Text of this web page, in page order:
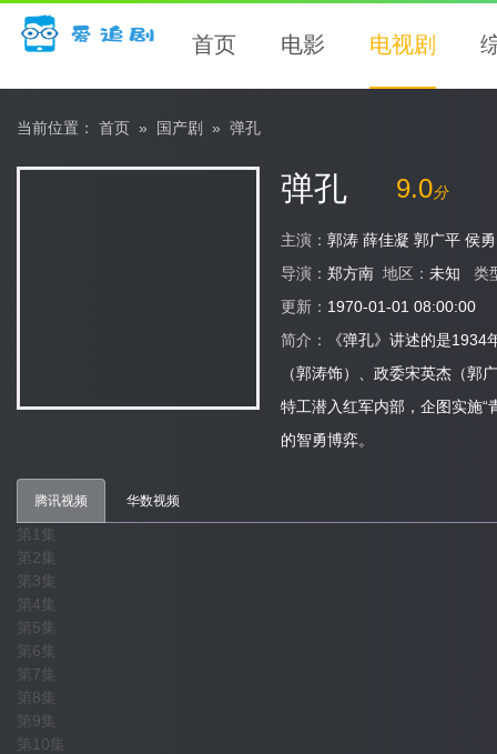
首页 电影 电视剧
当前位置： 首页 » 国产剧 » 弹孔
弹孔 9.0分
主演： 郭涛 薛佳凝 郭广平 侯
导演： 郑方南 地区： 未知 类
更新： 1970-01-01 08:00:00
简介：
《弹孔》讲述的是
（郭涛饰）、政委宋英杰（郭
特工潜入红军内部，企图实施
的智勇博弈。
腾讯视频 华数视频
第1集
第2集
第3集
第4集
第5集
第6集
第7集
第8集
第9集
第10集